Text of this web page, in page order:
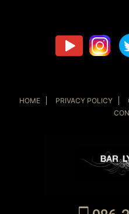
HOME PRIVACY POLICY